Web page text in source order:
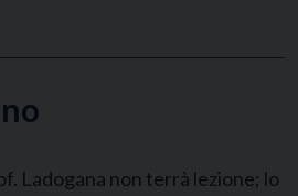
Ladogana non terrà lezione; lo